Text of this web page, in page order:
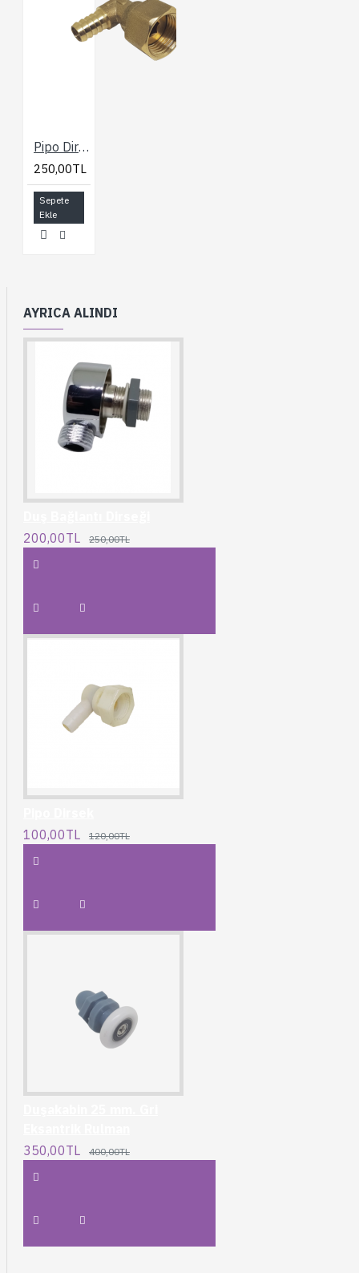
Pipo Dirsek Metal Pirinç
250,00TL
Sepete
Ekle
AYRICA ALINDI
200,00TL
250,00TL
100,00TL
120,00TL
350,00TL
400,00TL